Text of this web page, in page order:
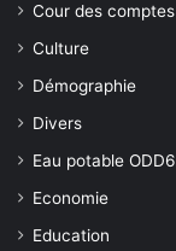
Cour des comptes
Culture
Démographie
Divers
Eau potable ODD6
Economie
Education